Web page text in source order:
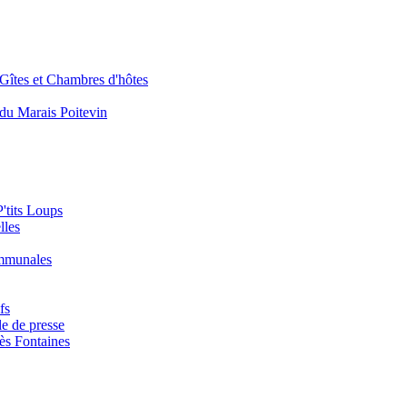
et Chambres d'hôtes
Marais Poitevin
Loups
de presse
Fontaines